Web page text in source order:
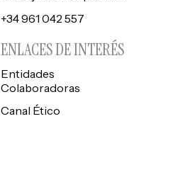
+34 961 042 557
ENLACES DE INTERÉS
Entidades
Colaboradoras
Canal Ético